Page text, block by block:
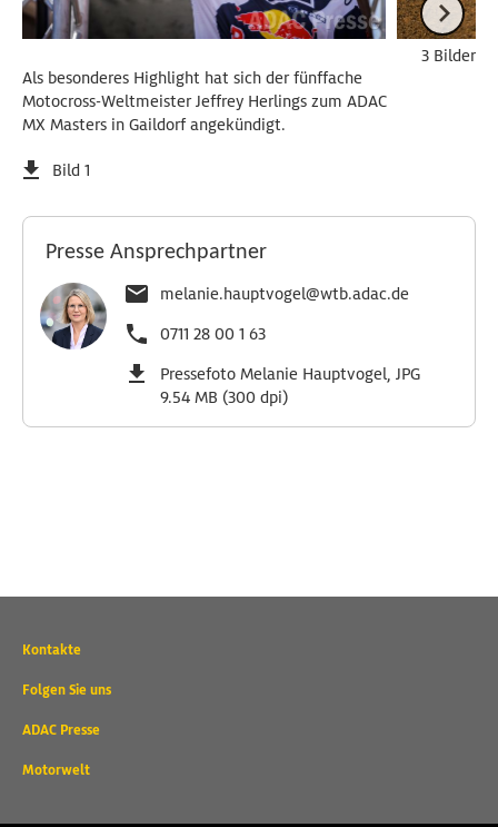
Als besonderes Highlight hat sich der fünffache
Motocross-Weltmeister Jeffrey Herlings zum ADAC
MX Masters in Gaildorf angekündigt.
Bild 1
3 Bilder
Presse Ansprechpartner
melanie.hauptvogel@wtb.adac.de
0711 28 00 1 63
Pressefoto Melanie Hauptvogel, JPG
9.54 MB (300 dpi)
Wichtige
und
Links
Kontakte
Folgen Sie uns
ADAC Presse
Motorwelt